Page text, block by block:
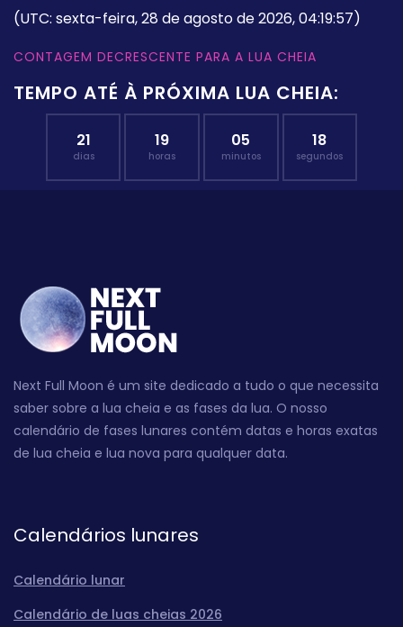
(UTC: sexta-feira, 28 de agosto de 2026, 04:19:57)
CONTAGEM DECRESCENTE PARA A LUA CHEIA
TEMPO ATÉ À PRÓXIMA LUA CHEIA:
21
dias
19
horas
05
minutos
17
segundos
Next Full Moon é um site dedicado a tudo o que necessita
saber sobre a lua cheia e as fases da lua. O nosso
calendário de fases lunares contém datas e horas exatas
de lua cheia e lua nova para qualquer data.
Calendários lunares
Calendário lunar
Calendário de luas cheias 2026